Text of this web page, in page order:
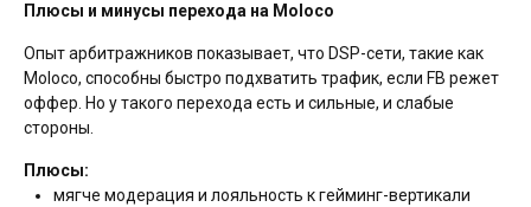
Плюсы и минусы перехода на Moloco
Опыт арбитражников показывает, что DSP-сети, такие как
Moloco, способны быстро подхватить трафик, если FB режет
оффер. Но у такого перехода есть и сильные, и слабые
стороны.
Плюсы:
мягче модерация и лояльность к гейминг-вертикали